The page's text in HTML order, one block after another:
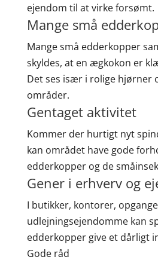
ejendom til at virke forsømt.
Mange små
Mange små edderkopper
skyldes, at en ægkokon er
Det ses især i rolige hjørner
områder.
Gentaget aktivitet
Kommer der hurtigt nyt
kan området have gode
edderkopper og de
Gener i erhverv og
I butikker, kontorer,
udlejningsejendomme kan
edderkopper give et dårligt
Gode råd